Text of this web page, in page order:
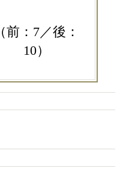
（前：7／後：
10）